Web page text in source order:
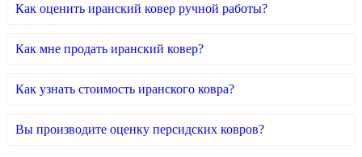
Как оценить иранский ковер ручной работы?
Как мне продать иранский ковер?
Как узнать стоимость иранского ковра?
Вы производите оценку персидских ковров?